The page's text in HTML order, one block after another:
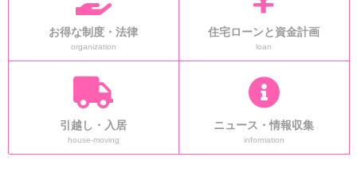
お得な制度・法律
organization
住宅ローンと資金計画
loan
引越し・入居
house-moving
ニュース・情報収集
information